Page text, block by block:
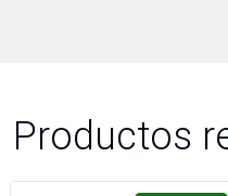
Productos